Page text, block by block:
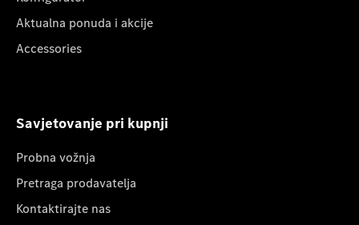
Aktualna ponuda i akcije
Accessories
Savjetovanje pri kupnji
Probna vožnja
Pretraga prodavatelja
Kontaktirajte nas